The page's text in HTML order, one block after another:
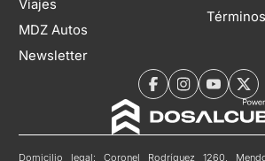
Viajes
MDZ Autos
Newsletter
Domicilio legal: Coronel Rodríguez 1260,